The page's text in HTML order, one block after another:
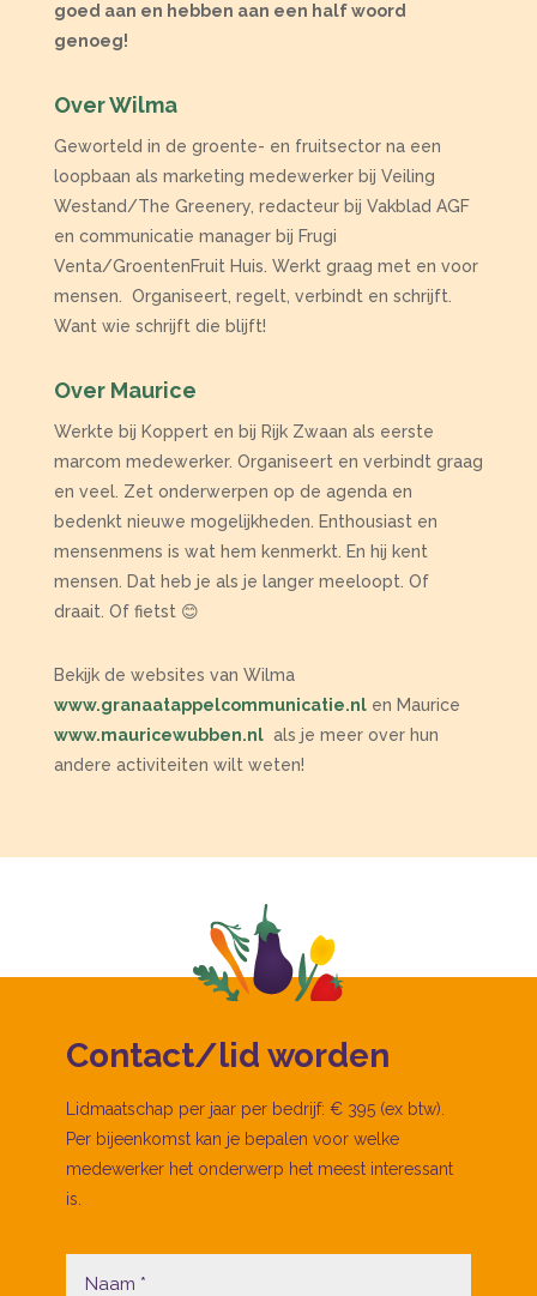
goed aan en hebben aan een half woord
genoeg!
Over Wilma
Geworteld in de groente- en fruitsector na een
loopbaan als marketing medewerker bij Veiling
Westand/The Greenery, redacteur bij Vakblad AGF
en communicatie manager bij Frugi
Venta/GroentenFruit Huis. Werkt graag met en voor
mensen. Organiseert, regelt, verbindt en schrijft.
Want wie schrijft die blijft!
Over Maurice
Werkte bij Koppert en bij Rijk Zwaan als eerste
marcom medewerker. Organiseert en verbindt graag
en veel. Zet onderwerpen op de agenda en
bedenkt nieuwe mogelijkheden. Enthousiast en
mensenmens is wat hem kenmerkt. En hij kent
mensen. Dat heb je als je langer meeloopt. Of
draait. Of fietst 😊
Bekijk de websites van Wilma
www.granaatappelcommunicatie.nlen Maurice
www.mauricewubben.nl als je meer over hun
andere activiteiten wilt weten!
Contact/lid worden
Lidmaatschap per jaar per bedrijf: € 395 (ex btw).
Per bijeenkomst kan je bepalen voor welke
medewerker het onderwerp het meest interessant
is.